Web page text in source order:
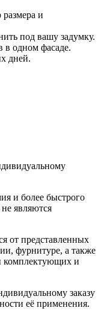
и
под вашу задумку.
в одном фасаде.
дней.
и более быстрого
являются
от представленных
фурнитуре, а также
комплектующих и
заказу
её применения.